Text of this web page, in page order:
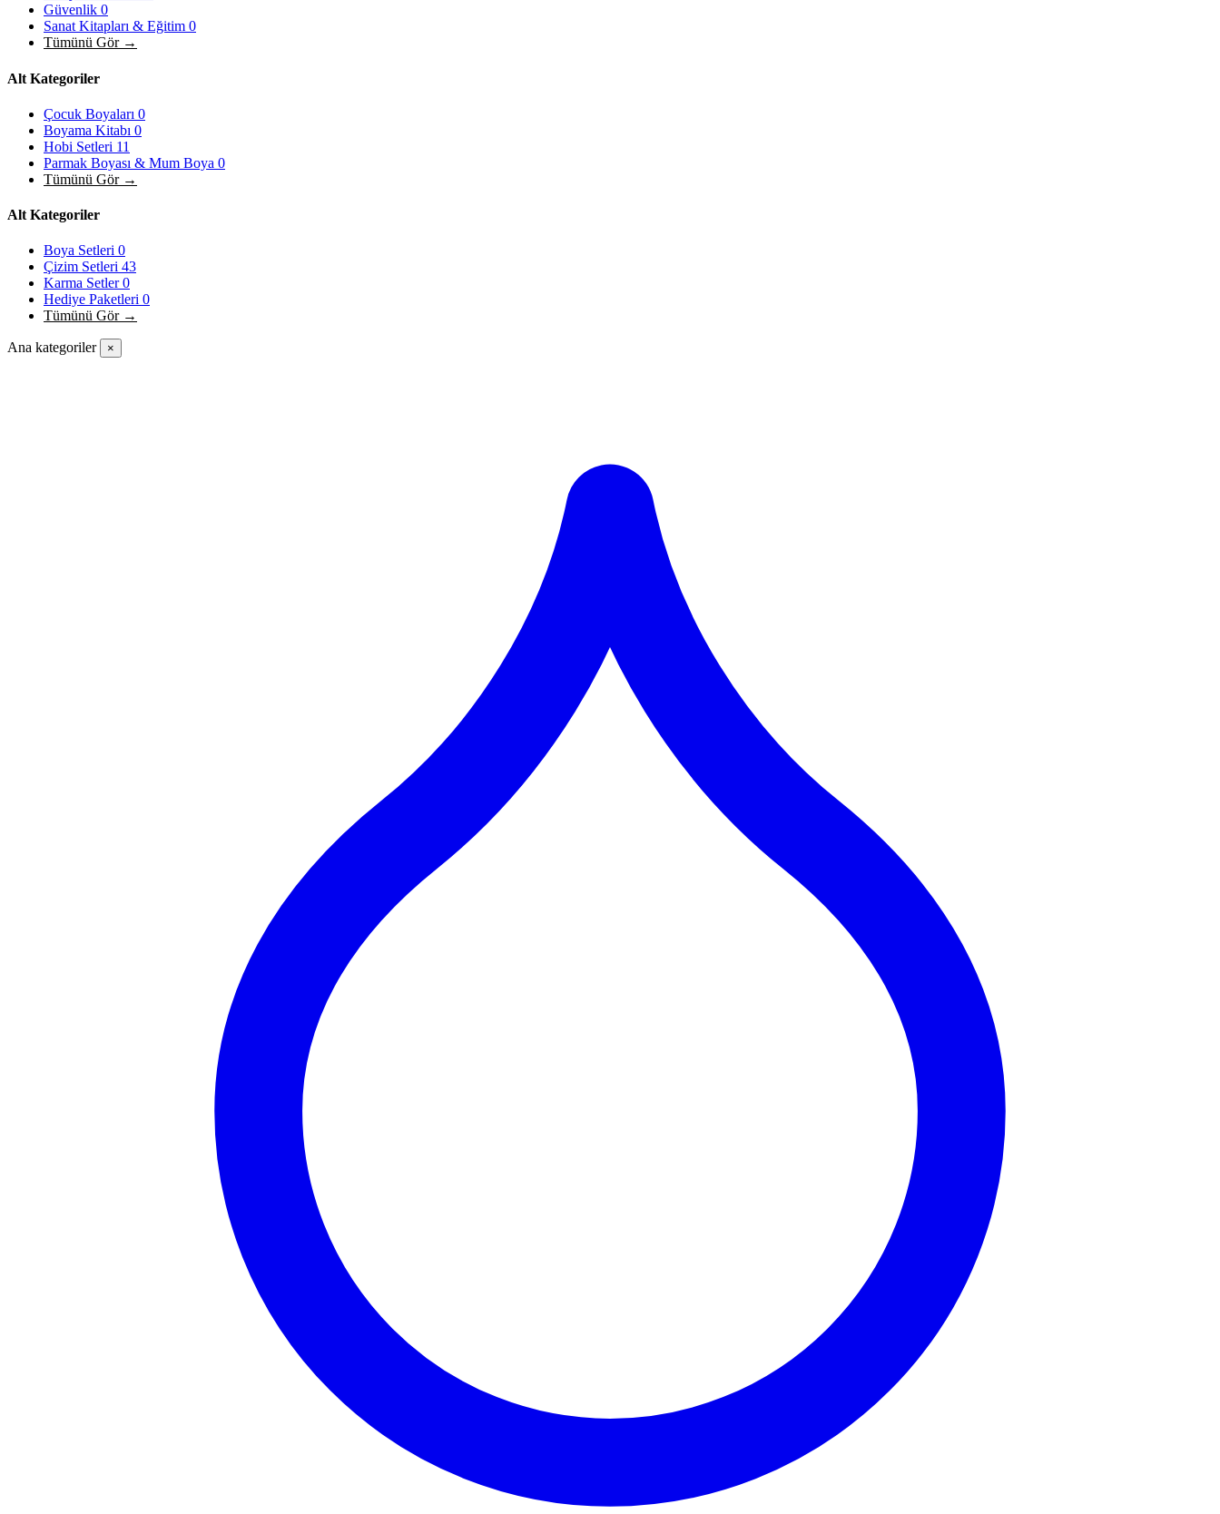
Güvenlik 0
Sanat Kitapları & Eğitim 0
Tümünü Gör →
Alt Kategoriler
Çocuk Boyaları 0
Boyama Kitabı 0
Hobi Setleri 11
Parmak Boyası & Mum Boya 0
Tümünü Gör →
Alt Kategoriler
Boya Setleri 0
Çizim Setleri 43
Karma Setler0
Hediye Paketleri 0
Tümünü Gör →
Ana kategoriler ×